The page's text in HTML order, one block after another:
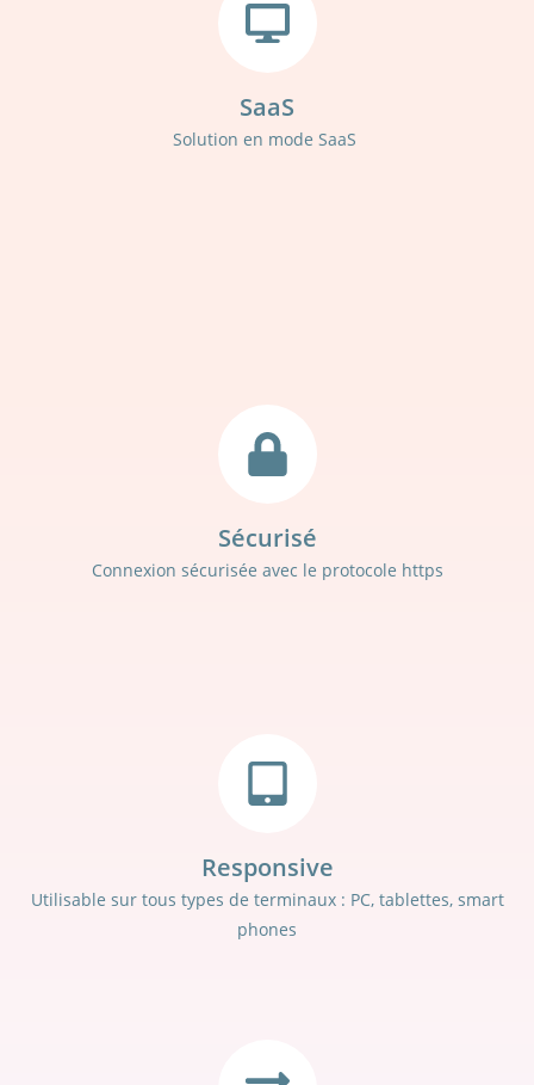
SaaS
Solution en mode SaaS
Sécurisé
Connexion sécurisée avec le protocole https
Responsive
Utilisable sur tous types de terminaux : PC, tablettes, smart
phones